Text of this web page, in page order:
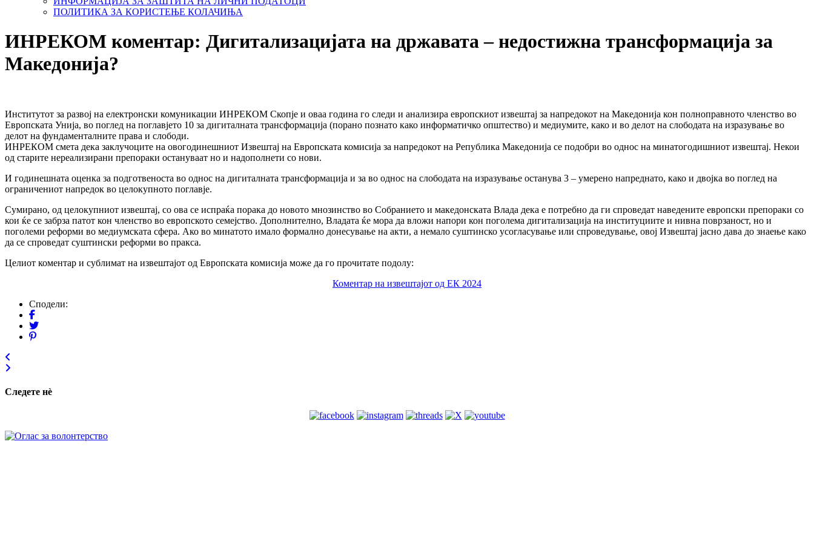
ПОЛИТИКА ЗА КОРИСТЕЊЕ КОЛАЧИЊА
ИНРЕКОМ коментар: Дигитализацијата на државата – недостижна трансформација за
Македонија?
Институтот за развој на електронски комуникации ИНРЕКОМ Скопје и оваа година го следи и анализира европскиот извештај за напредокот на Македонија кон полноправното членство во
Европската Унија, во поглед на поглавјето 10 за дигиталната трансформација (порано познато како информатичко општество) и медиумите, како и во делот на слободата на изразување во
делот на фундаменталните права и слободи.
ИНРЕКОМ смета дека заклучоците на овогодинешниот Извештај на Европската комисија за напредокот на Република Македонија се подобри во однос на минатогодишниот извештај. Некои
од старите нереализирани препораки остануваат но и надополнети со нови.
И годинешната оценка за подготвеноста во однос на дигиталната трансформација и за во однос на слободата на изразување останува 3 – умерено напреднато, како и двојка во поглед на
ограничениот напредок во целокупното поглавје.
Сумирано, од целокупниот извештај, со ова се испраќа порака до новото мнозинство во Собранието и македонската Влада дека е потребно да ги спроведат наведените европски препораки со
кои ќе се забрза патот кон членство во европското семејство. Дополнително, Владата ќе мора да вложи напори кон поголема дигитализација на институциите и нивна поврзаност, но и
поголеми реформи во медиумската сфера. Ако во минатото имало формално донесување на акти, а немало суштинско усогласување или спроведување, овој Извештај јасно дава до знаење како
да се спроведат суштински реформи во пракса.
Целиот коментар и сублимат на извештајот од Европската комисија може да го прочитате подолу:
Коментар на извештајот од ЕК 2024
Сподели:
Следете нѐ